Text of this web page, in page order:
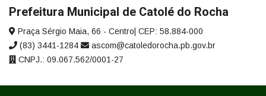
Prefeitura Municipal de Catolé do Rocha
Praça Sérgio Maia, 66 - Centro| CEP: 58.884-000
(83) 3441-1284
ascom@catoledorocha.pb.gov.br
CNPJ.: 09.067.562/0001-27